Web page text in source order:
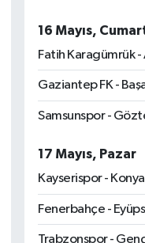
16 Mayıs,
Fatih Karagümrük
Gaziantep FK -
Samsunspor -
17 Mayıs, Pazar
Kayserispor -
Fenerbahçe -
Trabzonspor -